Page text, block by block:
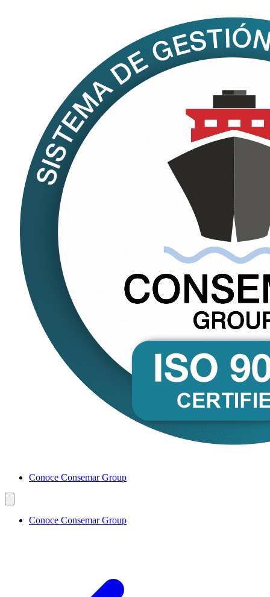
Conoce Consemar Group
Conoce Consemar Group